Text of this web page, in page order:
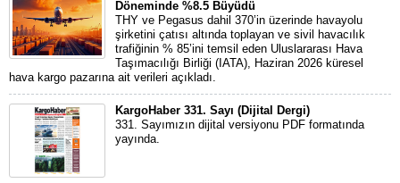
Döneminde %8.5 Büyüdü
THY ve Pegasus dahil 370’in üzerinde havayolu
şirketini çatısı altında toplayan ve sivil havacılık
trafiğinin % 85’ini temsil eden Uluslararası Hava
Taşımacılığı Birliği (IATA), Haziran 2026 küresel
hava kargo pazarına ait verileri açıkladı.
KargoHaber 331. Sayı (Dijital Dergi)
331. Sayımızın dijital versiyonu PDF formatında
yayında.